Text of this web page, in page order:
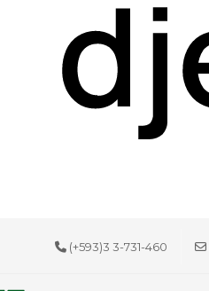
(+593)3 3-731-460